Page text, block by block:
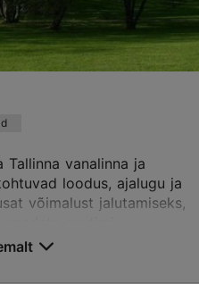
vanalinna ja
loodus, ajalugu ja
võimalust jalutamiseks,